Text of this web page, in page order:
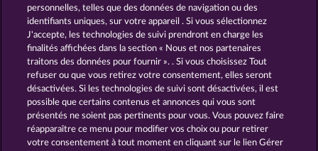
Snegurochka
personnelles, telles que des données de navigation ou des
identifiants uniques, sur votre appareil . Si vous sélectionnez
J'accepte, les technologies de suivi prendront en charge les
finalités affichées dans la section « Nous et nos partenaires
traitons des données pour fournir ». . Si vous choisissez Tout
refuser ou que vous retirez votre consentement, elles seront
désactivées. Si les technologies de suivi sont désactivées, il est
possible que certains contenus et annonces qui vous sont
présentés ne soient pas pertinents pour vous. Vous pouvez faire
réapparaître ce menu pour modifier vos choix ou pour retirer
votre consentement à tout moment en cliquant sur le lien Gérer